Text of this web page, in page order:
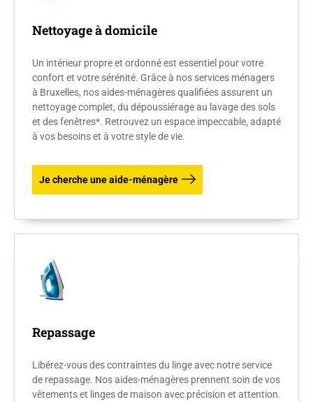
Nettoyage à domicile
Un intérieur propre et ordonné est essentiel pour votre
confort et votre sérénité. Grâce à nos services ménagers
à Bruxelles, nos aides-ménagères qualifiées assurent un
nettoyage complet, du dépoussiérage au lavage des sols
et des fenêtres*. Retrouvez un espace impeccable, adapté
à vos besoins et à votre style de vie.
Je cherche une aide-ménagère
Repassage
Libérez-vous des contraintes du linge avec notre service
de repassage. Nos aides-ménagères prennent soin de vos
vêtements et linges de maison avec précision et attention.